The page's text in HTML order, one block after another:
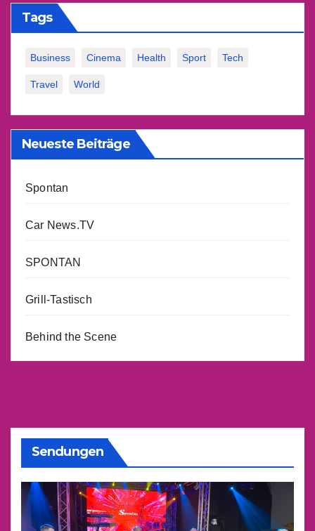
Tags
Business Cinema Health Sport Tech
Travel World
Neueste Beiträge
Spontan
Car News.TV
SPONTAN
Grill-Tastisch
Behind the Scene
Sendungen